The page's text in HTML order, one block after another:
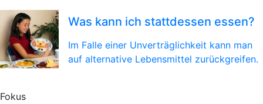
Was kann ich stattdessen essen?
Im Falle einer Unverträglichkeit kann man
auf alternative Lebensmittel zurückgreifen.
Fokus